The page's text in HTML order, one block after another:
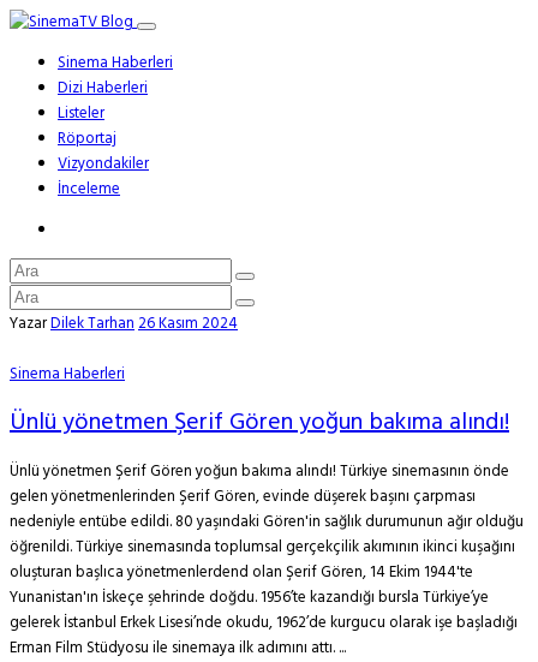
Sinema Haberleri
Dizi Haberleri
Listeler
Röportaj
Vizyondakiler
İnceleme
YazarDilek Tarhan26 Kasım 2024
Sinema Haberleri
Ünlü yönetmen Şerif Gören yoğun bakıma alındı!
Ünlü yönetmen Şerif Gören yoğun bakıma alındı! Türkiye sinemasının önde
gelen yönetmenlerinden Şerif Gören, evinde düşerek başını çarpması
nedeniyle entübe edildi. 80 yaşındaki Gören'in sağlık durumunun ağır olduğu
öğrenildi. Türkiye sinemasında toplumsal gerçekçilik akımının ikinci kuşağını
oluşturan başlıca yönetmenlerdend olan Şerif Gören, 14 Ekim 1944'te
Yunanistan'ın İskeçe şehrinde doğdu. 1956’te kazandığı bursla Türkiye’ye
gelerek İstanbul Erkek Lisesi’nde okudu, 1962’de kurgucu olarak işe başladığı
Erman Film Stüdyosu ile sinemaya ilk adımını attı. ...